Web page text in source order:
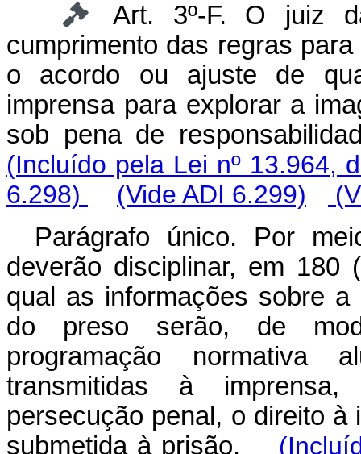
Art. 3º-F. O juiz
cumprimento das regras
o acordo ou ajuste de
imprensa para explorar a
sob pena de
(Incluído pela Lei nº 13.964,
6.298)
(Vide ADI 6.299)
Parágrafo único. Por
deverão disciplinar, em 180
qual as informações sobre
do preso serão, de
programação
transmitidas à
persecução penal, o direito
submetida à prisão.